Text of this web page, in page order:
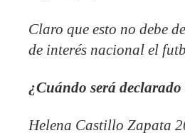
Claro que esto no debe
de interés nacional el
¿Cuándo será
Helena Castillo Zapata